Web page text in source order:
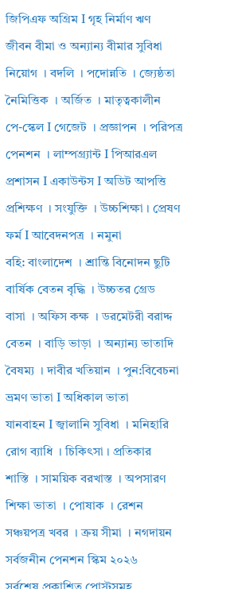
জিপিএফ অগ্রিম I গৃহ নির্মাণ ঋণ
জীবন বীমা ও অন্যান্য বীমার সুবিধা
নিয়োগ । বদলি । পদোন্নতি । জ্যেষ্ঠতা
নৈমিত্তিক । অর্জিত । মাতৃত্বকালীন
পে-স্কেল I গেজেট । প্রজ্ঞাপন । পরিপত্র
পেনশন । লাম্পগ্র্যান্ট I পিআরএল
প্রশাসন I একাউন্টস I অডিট আপত্তি
প্রশিক্ষণ । সংযুক্তি । উচ্চশিক্ষা। প্রেষণ
ফর্ম I আবেদনপত্র । নমুনা
বহি: বাংলাদেশ । শ্রান্তি বিনোদন ছুটি
বার্ষিক বেতন বৃদ্ধি । উচ্চতর গ্রেড
বাসা । অফিস কক্ষ । ডরমেটরী বরাদ্দ
বেতন । বাড়ি ভাড়া । অন্যান্য ভাতাদি
বৈষম্য । দাবীর খতিয়ান । পুন:বিবেচনা
ভ্রমণ ভাতা I অধিকাল ভাতা
যানবাহন I জ্বালানি সুবিধা । মনিহারি
রোগ ব্যাধি । চিকিৎসা। প্রতিকার
শাস্তি । সাময়িক বরখাস্ত । অপসারণ
শিক্ষা ভাতা । পোষাক । রেশন
সঞ্চয়পত্র খবর । ক্রয় সীমা । নগদায়ন
সর্বজনীন পেনশন স্কিম ২০২৬